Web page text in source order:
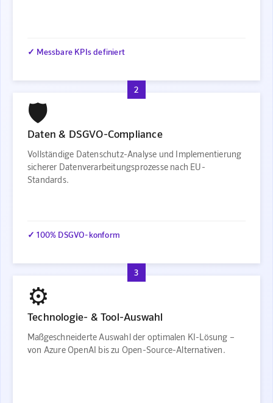
✓ Messbare KPIs definiert
2
🛡️
Daten & DSGVO-Compliance
Vollständige Datenschutz-Analyse und Implementierung
sicherer Datenverarbeitungsprozesse nach EU-
Standards.
✓ 100% DSGVO-konform
3
⚙️
Technologie- & Tool-Auswahl
Maßgeschneiderte Auswahl der optimalen KI-Lösung –
von Azure OpenAI bis zu Open-Source-Alternativen.